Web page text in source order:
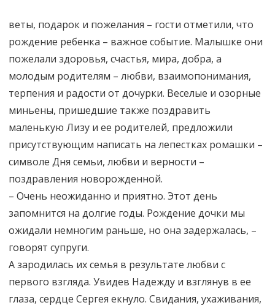
веты, подарок и пожелания – гости отметили, что
рождение ребенка – важное событие. Малышке они
пожелали здоровья, счастья, мира, добра, а
молодым родителям – любви, взаимопонимания,
терпения и радости от дочурки. Веселые и озорные
миньены, пришедшие также поздравить
маленькую Лизу и ее родителей, предложили
присутствующим написать на лепестках ромашки –
символе Дня семьи, любви и верности –
поздравления новорожденной.
– Очень неожиданно и приятно. Этот день
запомнится на долгие годы. Рождение дочки мы
ожидали немногим раньше, но она задержалась, –
говорят супруги.
А зародилась их семья в результате любви с
первого взгляда. Увидев Надежду и взглянув в ее
глаза, сердце Сергея екнуло. Свидания, ухаживания,